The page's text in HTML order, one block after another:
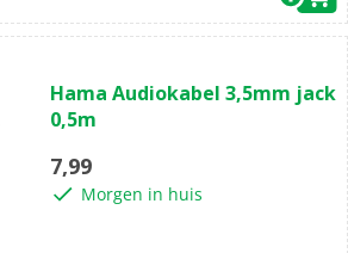
van
de
sterren.
Hama Audiokabel 3,5mm jack
0,5m
7,99
Morgen in huis